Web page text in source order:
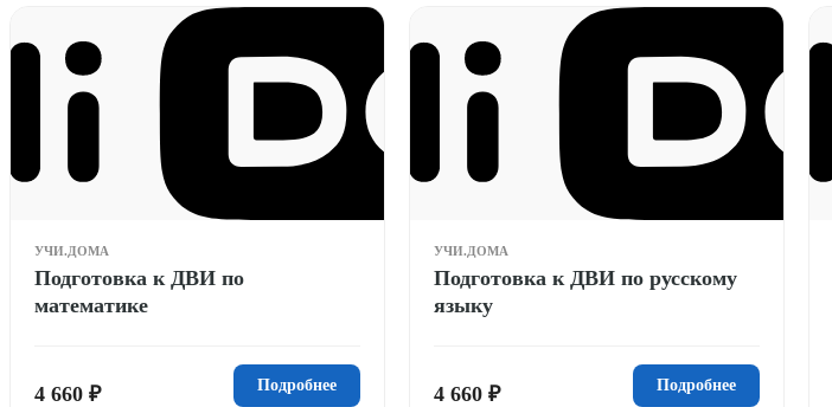
УЧИ.ДОМА
Подготовка к ДВИ по
математике
4 660 ₽ Подробнее
УЧИ.ДОМА
Подготовка к ДВИ по русскому
языку
4 660 ₽ Подробнее